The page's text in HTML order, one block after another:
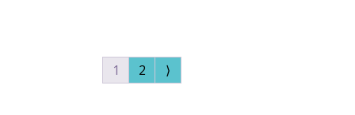
1 2 ⟩